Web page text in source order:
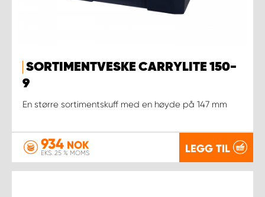
SORTIMENTVESKE CARRYLITE 150-
9
En større sortimentskuff med en høyde på 147 mm
934 NOK
EKS. 25 % MOMS LEGG TIL